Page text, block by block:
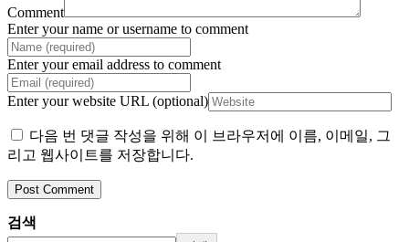
Comment
Enter your name or username to comment
Enter your email address to comment
Enter your website URL (optional)
다음 번 댓글 작성을 위해 이 브라우저에 이름, 이메일, 그
리고 웹사이트를 저장합니다.
검색